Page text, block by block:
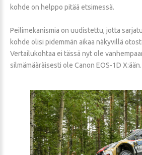
kohde on helppo pitää etsimessä.
Peilimekanismia on uudistettu, jotta
kohde olisi pidemmän aikaa näkyvillä
Vertailukohtaa ei tässä nyt ole
silmämääräisesti ole Canon EOS-1D X:ään.